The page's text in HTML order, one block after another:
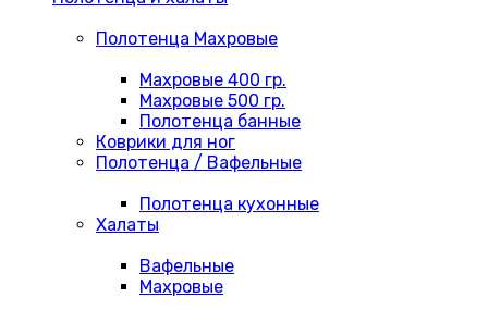
Полотенца Махровые
Махровые 400 гр.
Махровые 500 гр.
Полотенца банные
Коврики для ног
Полотенца / Вафельные
Полотенца кухонные
Халаты
Вафельные
Махровые